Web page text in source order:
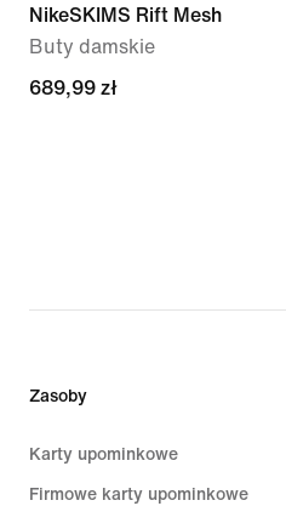
NikeSKIMS Rift Mesh
Buty damskie
689,99 zł
689,99 zł
Zasoby
Karty upominkowe
Firmowe karty upominkowe